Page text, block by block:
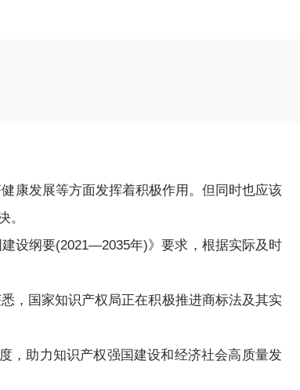
康发展等方面发挥着积极作用。但同时也应该
。
设纲要(2021—2035年)》要求，根据实际及时
，国家知识产权局正在积极推进商标法及其实
助力知识产权强国建设和经济社会高质量发